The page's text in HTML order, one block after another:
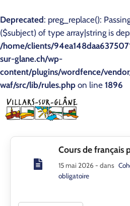
Deprecated: preg_replace():
($subject) of type array|string is
/home/clients/
sur-glane.ch/wp-
content/plugins/wordfence/
waf/src/lib/rules.php on line 1896
Accueil
Actualités
Agenda
Autorités
Cours de français
15 mai 2026 - dans
obligatoire